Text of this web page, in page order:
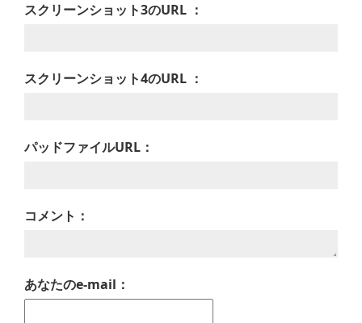
スクリーンショット3のURL ：
スクリーンショット4のURL ：
パッドファイルURL：
コメント：
あなたのe-mail：